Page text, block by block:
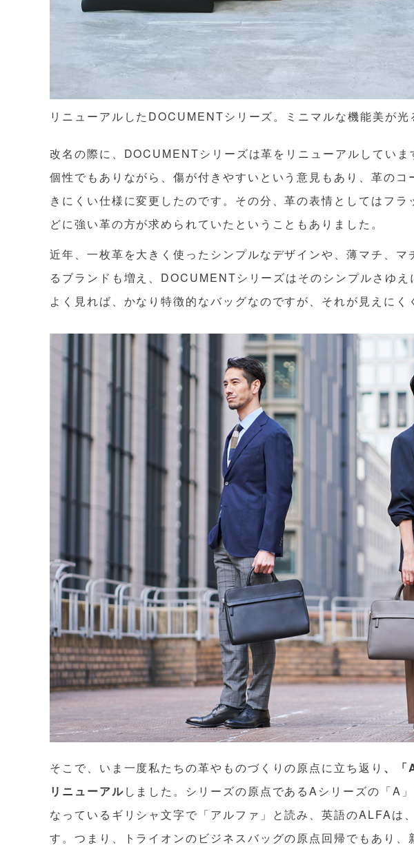
リニューアルしたDOCUMENTシリーズ。ミニマルな機能美が光
改名の際に、DOCUMENTシリーズは革をリニューアルしてい
個性でもありながら、傷が付きやすいという意見もあり、革の
きにくい仕様に変更したのです。その分、革の表情としてはフ
どに強い革の方が求められていたということもありました。
近年、一枚革を大きく使ったシンプルなデザインや、薄マチ、
るブランドも増え、DOCUMENTシリーズはそのシンプルさゆ
よく見れば、かなり特徴的なバッグなのですが、それが見えにく
そこで、いま一度私たちの革やものづくりの原点に立ち返り 、「
リニューアルしました。シリーズの原点であるAシリーズの「A
なっているギリシャ文字で「アルファ」と読み、英語のALFAは
す。つまり、トライオンのビジネスバッグの原点回帰でもあり